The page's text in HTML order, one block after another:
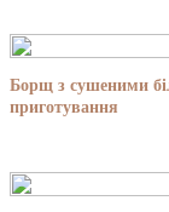
Борщ з сушеними
приготування